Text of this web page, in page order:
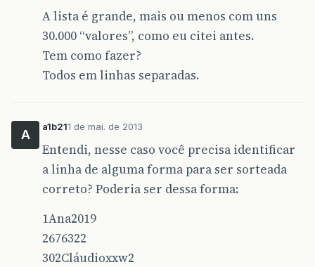
A lista é grande, mais ou menos com uns
30.000 “valores”, como eu citei antes.
Tem como fazer?
Todos em linhas separadas.
A
a1b211 de mai. de 2013
Entendi, nesse caso você precisa identificar
a linha de alguma forma para ser sorteada
correto? Poderia ser dessa forma:
1Ana2019
2676322
302Cláudioxxw2